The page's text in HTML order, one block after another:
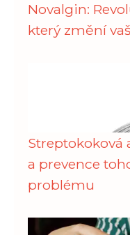
Novalgin:
který změní
Streptokoková
a prevence
problému